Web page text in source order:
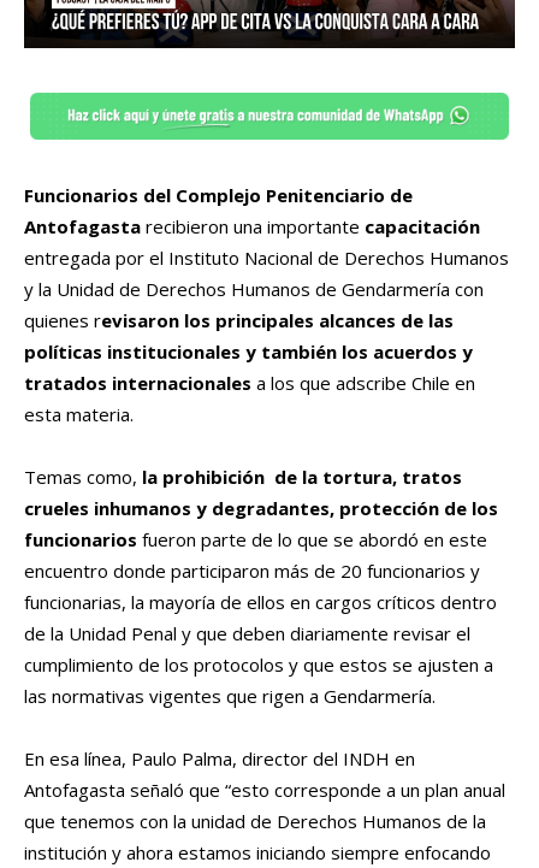
Funcionarios del Complejo Penitenciario de
Antofagasta recibieron una importante capacitación
entregada por el Instituto Nacional de Derechos Humanos
y la Unidad de Derechos Humanos de Gendarmería con
quienes revisaron los principales alcances de las
políticas institucionales y también los acuerdos y
tratados internacionales a los que adscribe Chile en
esta materia.
Temas como, la prohibición de la tortura, tratos
crueles inhumanos y degradantes, protección de los
funcionarios fueron parte de lo que se abordó en este
encuentro donde participaron más de 20 funcionarios y
funcionarias, la mayoría de ellos en cargos críticos dentro
de la Unidad Penal y que deben diariamente revisar el
cumplimiento de los protocolos y que estos se ajusten a
las normativas vigentes que rigen a Gendarmería.
En esa línea, Paulo Palma, director del INDH en
Antofagasta señaló que “esto corresponde a un plan anual
que tenemos con la unidad de Derechos Humanos de la
institución y ahora estamos iniciando siempre enfocando